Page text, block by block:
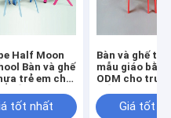
Half Moon
Bàn và ghế
trẻ em cho
tốt nhất
Bàn và ghế trẻ
mẫu giáo
ODM cho
Giá tốt